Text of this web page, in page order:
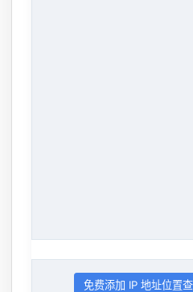
免费添加 IP 地址位置